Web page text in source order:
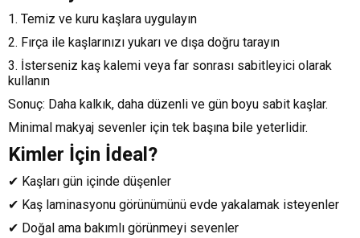
1. Temiz ve kuru kaşlara uygulayın
2. Fırça ile kaşlarınızı yukarı ve dışa doğru tarayın
3. İsterseniz kaş kalemi veya far sonrası sabitleyici olarak
kullanın
Sonuç: Daha kalkık, daha düzenli ve gün boyu sabit kaşlar.
Minimal makyaj sevenler için tek başına bile yeterlidir.
Kimler İçin İdeal?
✔ Kaşları gün içinde düşenler
✔ Kaş laminasyonu görünümünü evde yakalamak isteyenler
✔ Doğal ama bakımlı görünmeyi sevenler